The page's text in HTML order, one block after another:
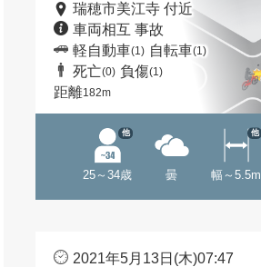
瑞穂市美江寺 付近
車両相互 事故
軽自動車(1) 自転車(1)
死亡(0) 負傷(1)
距離182m
25～34歳
他
曇 幅～5.5m
他
2021年5月13日(木)07:47